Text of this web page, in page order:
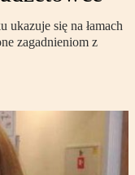
ukazuje się na łamach
zagadnieniom z